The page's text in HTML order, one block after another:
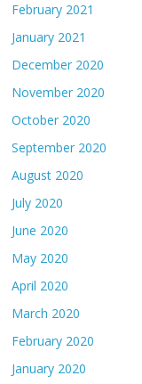
February 2021
January 2021
December 2020
November 2020
October 2020
September 2020
August 2020
July 2020
June 2020
May 2020
April 2020
March 2020
February 2020
January 2020